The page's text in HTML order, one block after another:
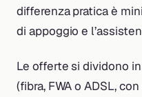
differenza pratica è
di appoggio e
Le offerte si dividono
(fibra, FWA o ADSL,